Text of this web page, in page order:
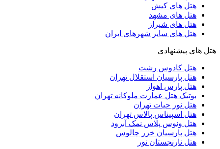
هتل های کیش
هتل های مشهد
هتل های شیراز
هتل های سایر شهرهای ایران
هتل های پیشنهادی
هتل کادوس رشت
هتل پارسیان استقلال تهران
هتل پارس اهواز
بوتیک هتل عمارت ملوکانه تهران
هتل نور حیات تهران
هتل اسپیناس پالاس تهران
هتل ونوس پلاس نمک آبرود
هتل پارسیان خزر چالوس
هتل نارنجستان نور